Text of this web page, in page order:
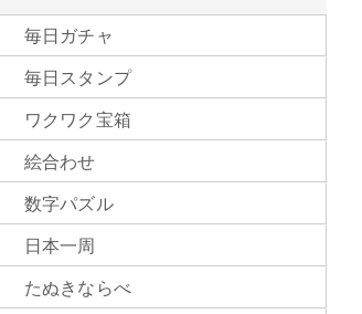
毎日ガチャ
毎日スタンプ
ワクワク宝箱
絵合わせ
数字パズル
日本一周
たぬきならべ